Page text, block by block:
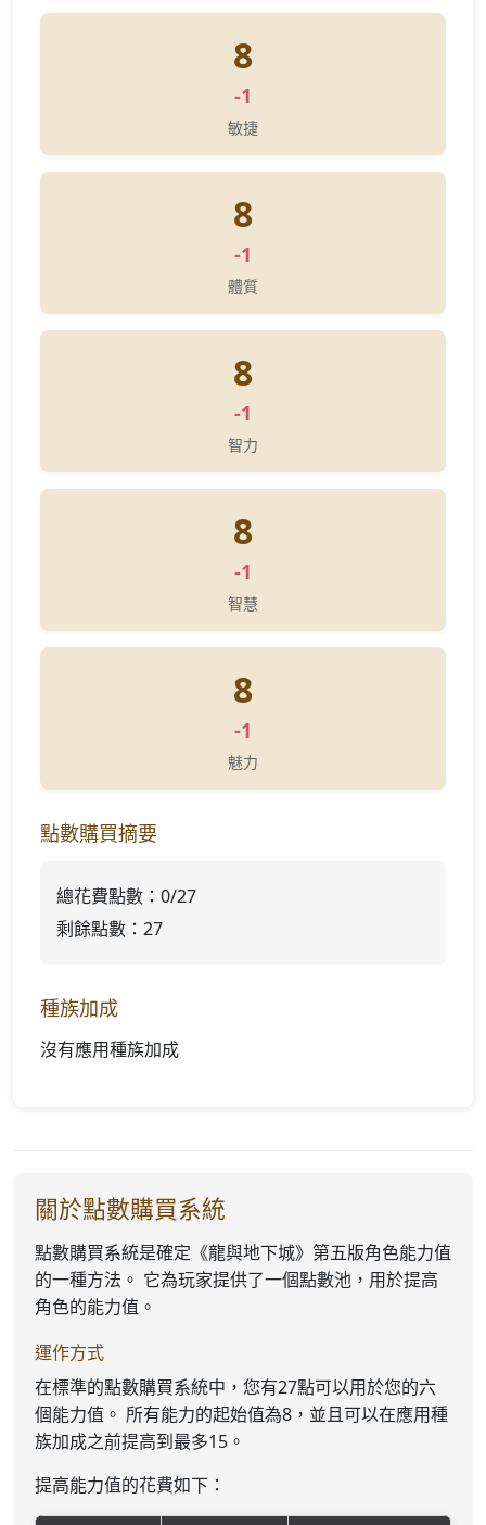
8
-1
敏捷
8
-1
體質
8
-1
智力
8
-1
智慧
8
-1
魅力
點數購買摘要
總花費點數： 0/27
剩餘點數： 27
種族加成
沒有應用種族加成
關於點數購買系統
點數購買系統是確定《龍與地下城》第五版角色能力值
的一種方法。 它為玩家提供了一個點數池，用於提高
角色的能力值。
運作方式
在標準的點數購買系統中，您有27點可以用於您的六
個能力值。 所有能力的起始值為8，並且可以在應用種
族加成之前提高到最多15。
提高能力值的花費如下：